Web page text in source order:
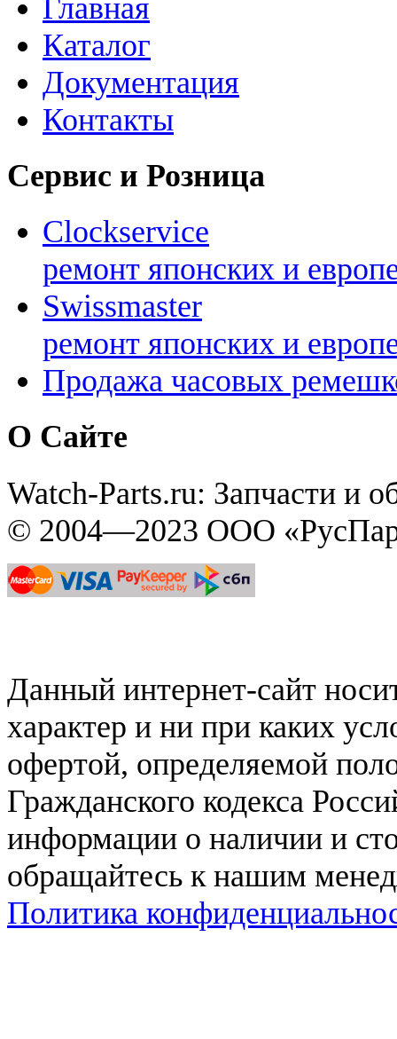
Главная
Каталог
Документация
Контакты
Сервис и Розница
Clockservice
ремонт японских и
Swissmaster
ремонт японских и
Продажа часовых
О Сайте
Watch-Parts.ru: Запчасти и
© 2004—2023 ООО
Данный интернет-сайт
характер и ни при каких
офертой, определяемой
Гражданского кодекса
информации о наличии и
обращайтесь к нашим
Политика